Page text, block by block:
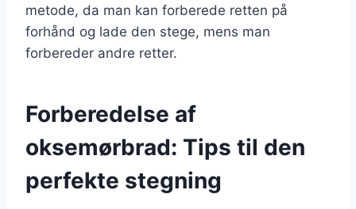
metode, da man kan forberede retten på
forhånd og lade den stege, mens man
forbereder andre retter.
Forberedelse af
oksemørbrad: Tips til den
perfekte stegning